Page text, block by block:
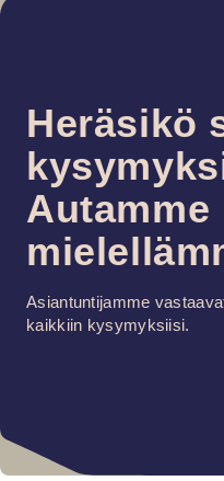
Heräsikö
Autamme
Asiantuntijamme
kaikkiin kysymyksiisi.